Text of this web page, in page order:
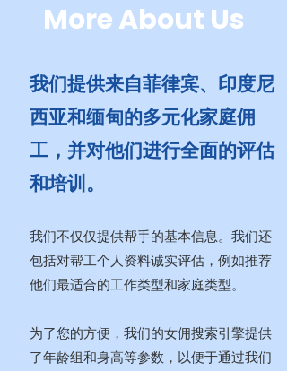
More About Us
我们提供来自菲律宾、印度尼
西亚和缅甸的多元化家庭佣
工，并对他们进行全面的评估
和培训。
我们不仅仅提供帮手的基本信息。我们还
包括对帮工个人资料诚实评估，例如推荐
他们最适合的工作类型和家庭类型。
为了您的方便，我们的女佣搜索引擎提供
了年龄组和身高等参数，以便于通过我们